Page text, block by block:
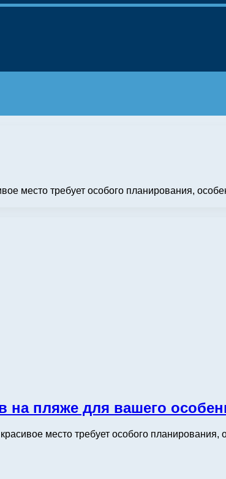
место требует особого планирования,
пляже для вашего
место требует особого планирования,